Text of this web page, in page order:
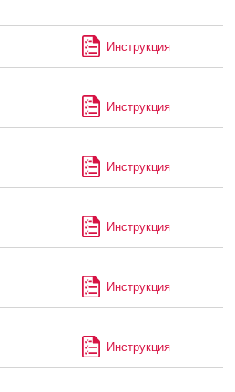
Инструкция
Инструкция
Инструкция
Инструкция
Инструкция
Инструкция